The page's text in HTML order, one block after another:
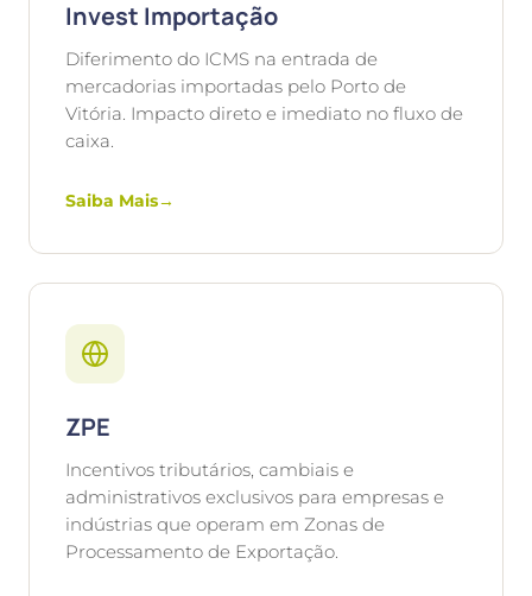
Invest Importação
Diferimento do ICMS na entrada de
mercadorias importadas pelo Porto de
Vitória. Impacto direto e imediato no fluxo de
caixa.
Saiba Mais→
ZPE
Incentivos tributários, cambiais e
administrativos exclusivos para empresas e
indústrias que operam em Zonas de
Processamento de Exportação.